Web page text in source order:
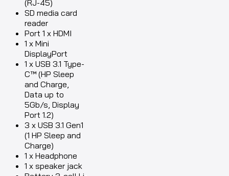
(RJ-45)
SD media card
reader
Port 1 x HDMI
1 x Mini
DisplayPort
1 x USB 3.1 Type-
C™ (HP Sleep
and Charge,
Data up to
5Gb/s, Display
Port 1.2)
3 x USB 3.1 Gen1
(1 HP Sleep and
Charge)
1 x Headphone
1 x speaker jack